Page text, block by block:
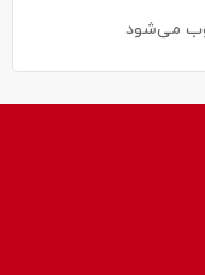
می‌شود